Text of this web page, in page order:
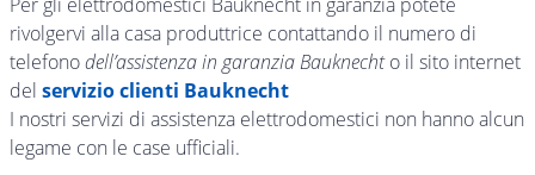
rivolgervi alla casa produttrice contattando il numero di
telefonodell’assistenza in garanzia Bauknechto il sito internet
del servizio clienti Bauknecht
I nostri servizi di assistenza elettrodomestici non hanno alcun
legame con le case ufficiali.